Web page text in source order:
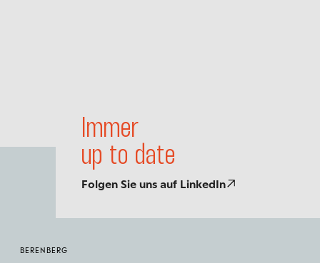
Immer
up to date
Folgen Sie uns auf LinkedIn
BERENBERG